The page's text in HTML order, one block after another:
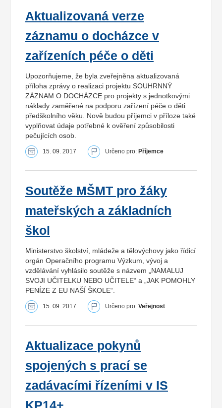
Aktualizovaná verze
záznamu o docházce v
zařízeních péče o děti
Upozorňujeme, že byla zveřejněna aktualizovaná
příloha zprávy o realizaci projektu SOUHRNNÝ
ZÁZNAM O DOCHÁZCE pro projekty s jednotkovými
náklady zaměřené na podporu zařízení péče o děti
předškolního věku. Nově budou příjemci v příloze také
vyplňovat údaje potřebné k ověření způsobilosti
pečujících osob.
15. 09. 2017 Určeno pro: Příjemce
Soutěže MŠMT pro žáky
mateřských a základních
škol
Ministerstvo školství, mládeže a tělovýchovy jako řídicí
orgán Operačního programu Výzkum, vývoj a
vzdělávání vyhlásilo soutěže s názvem „NAMALUJ
SVOJI UČITELKU NEBO UČITELE“ a „JAK POMOHLY
PENÍZE Z EU NAŠÍ ŠKOLE“.
15. 09. 2017 Určeno pro: Veřejnost
Aktualizace pokynů
spojených s prací se
zadávacími řízeními v IS
KP14+